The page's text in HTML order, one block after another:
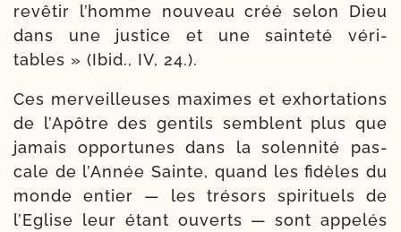
revê­tir l’homme nou­veau créé selon Dieu
dans une jus­tice et une sain­te­té véri­
tables » (Ibid., IV, 24.).
Ces mer­veilleuses maximes et exhor­ta­tions
de l’Apôtre des gen­tils semblent plus que
jamais oppor­tunes dans la solen­ni­té pas­
cale de l’Année Sainte, quand les fidèles du
monde entier — les tré­sors spi­ri­tuels de
l’Eglise leur étant ouverts — sont appe­lés